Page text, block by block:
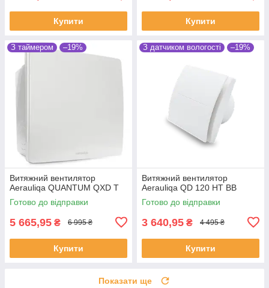
Купити Купити
З таймером –19%
Витяжний вентилятор
Aerauliqa QUANTUM QXD T
Готово до відправки
5 665,95 ₴ 6 995 ₴
Купити
З датчиком вологості –19%
Витяжний вентилятор
Aerauliqa QD 120 HT BB
Готово до відправки
3 640,95 ₴ 4 495 ₴
Купити
Показати ще